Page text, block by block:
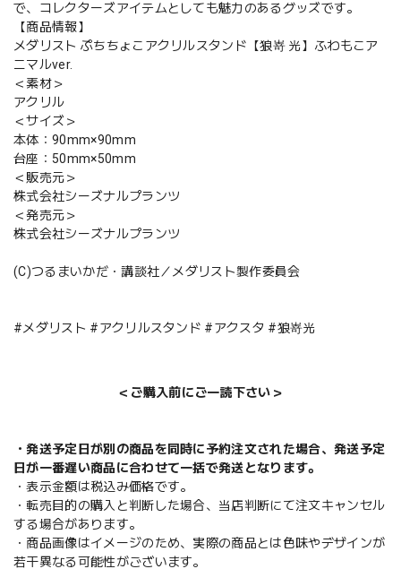
で、コレクターズアイテムとしても魅力のあるグッズです。
【商品情報】
メダリスト ぷちちょこアクリルスタンド【狼嵜 光】ふわもこア
ニマルver.
＜素材＞
アクリル
＜サイズ＞
本体：90mm×90mm
台座：50mm×50mm
＜販売元＞
株式会社シーズナルプランツ
＜発売元＞
株式会社シーズナルプランツ
(C)つるまいかだ・講談社／メダリスト製作委員会
#メダリスト #アクリルスタンド #アクスタ #狼嵜光
＜ご購入前にご一読下さい＞
・発送予定日が別の商品を同時に予約注文された場合、発送予定
日が一番遅い商品に合わせて一括で発送となります。
・表示金額は税込み価格です。
・転売目的の購入と判断した場合、当店判断にて注文キャンセル
する場合があります。
・商品画像はイメージのため、実際の商品とは色味やデザインが
若干異なる可能性がございます。